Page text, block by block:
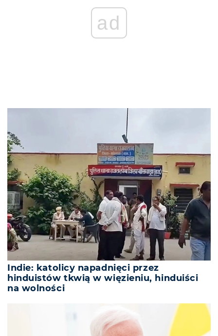
ad
Indie: katolicy napadnięci przez
hinduistów tkwią w więzieniu, hinduiści
na wolności